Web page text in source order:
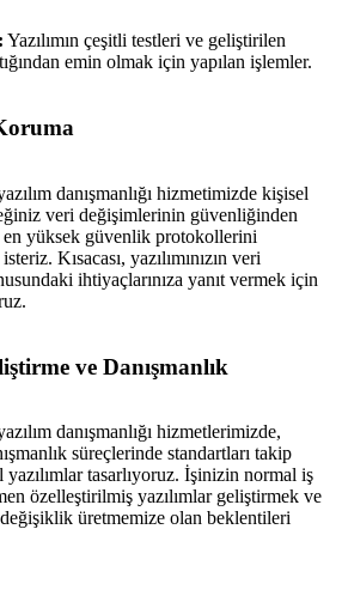
Yazılımın çeşitli testleri ve geliştirilen
emin olmak için yapılan işlemler.
danışmanlığı hizmetimizde kişisel
veri değişimlerinin güvenliğinden
yüksek güvenlik protokollerini
Kısacası, yazılımınızın veri
ihtiyaçlarınıza yanıt vermek için
ve Danışmanlık
danışmanlığı hizmetlerimizde,
süreçlerinde standartları takip
tasarlıyoruz. İşinizin normal iş
özelleştirilmiş yazılımlar geliştirmek ve
üretmemize olan beklentileri